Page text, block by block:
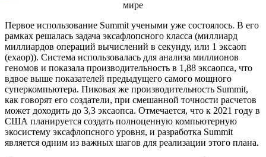
Первое использование Summit учеными уже состоялось. В его
рамках решалась задача эксафлопсного класса (миллиард
миллиардов операций вычислений в секунду, или 1 эксаоп
(exaop)). Система использовалась для анализа миллионов
геномов и показала производительность в 1,88 эксаопса, что
вдвое выше показателей предыдущего самого мощного
суперкомпьютера. Пиковая же производительность Summit,
как говорят его создатели, при смешанной точности расчетов
может доходить до 3,3 эксаопса. Отмечается, что к 2021 году в
США планируется создать полноценную компьютерную
экосистему эксафлопсного уровня, и разработка Summit
является одним из важных шагов для реализации этого плана.